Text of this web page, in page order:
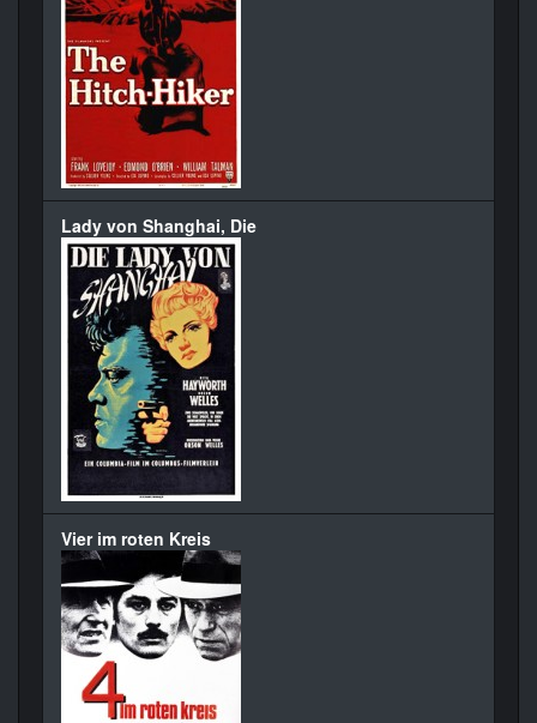
Lady von Shanghai, Die
Vier im roten Kreis